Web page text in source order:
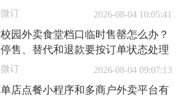
微订 2026-08-04 10:05:41
校园外卖食堂档口临时售罄怎么办？
停售、替代和退款要按订单状态处理
微订 2026-08-04 09:07:13
单店点餐小程序和多商户外卖平台有